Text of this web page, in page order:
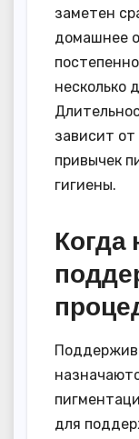
заметен
домашнее
несколько
зависит
привычек
гигиены.
Когда
для